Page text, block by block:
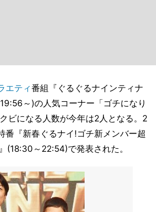
エティ番組『ぐるぐるナインティナ
～)の人気コーナー「ゴチになり
ビになる人数が今年は2人となる。2
番『新春ぐるナイ!ゴチ新メンバー超
(18:30～22:54)で発表された。